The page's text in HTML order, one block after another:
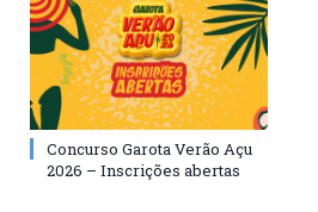
Concurso Garota Verão Açu
2026 – Inscrições abertas